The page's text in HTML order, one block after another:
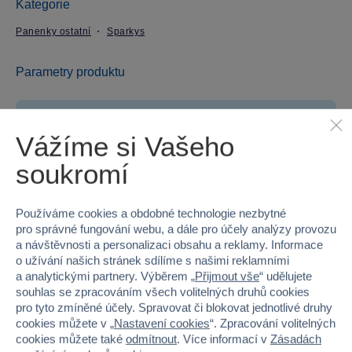
Kategorie
Panenky ostatní Sparkys
Parametry produktu
Kód produktu 37MT-606009
Značka
Věk od 3
Pohlaví HOLKA
Šířka 14.5
Výška 6
Vážíme si Vašeho
soukromí
Používáme cookies a obdobné technologie nezbytné
pro správné fungování webu, a dále pro účely analýzy provozu
a návštěvnosti a personalizaci obsahu a reklamy. Informace
o užívání našich stránek sdílíme s našimi reklamními
a analytickými partnery. Výběrem „Přijmout vše“ udělujete
souhlas se zpracováním všech volitelných druhů cookies
pro tyto zmíněné účely. Spravovat či blokovat jednotlivé druhy
cookies můžete v „Nastavení cookies“. Zpracování volitelných
cookies můžete také odmítnout. Více informací v Zásadách